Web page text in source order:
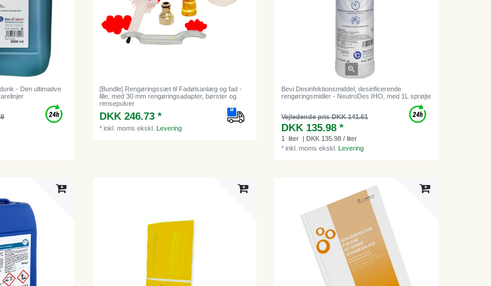
- Den ultimative
[Bundle] Rengøringssæt til Fadølsanlæg og fad -
lille, med 30 mm rengøringsadapter, børster og
rensepulver
DKK 246.73 *
*inkl. moms ekskl.Levering
Bevi Desinfektionsmiddel, desinficerende
rengøringsmidler - NeutroDes IHO, med 1L sprøjte
Vejledende pris DKK 141.61
DKK 135.98 *
1 liter | DKK 135.98 / liter
*inkl. moms ekskl.Levering